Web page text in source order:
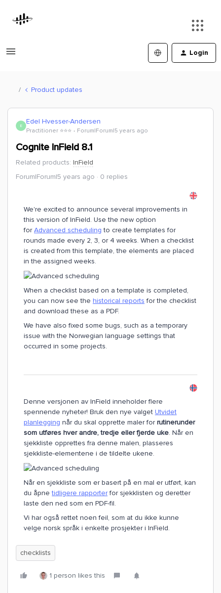
Login
Product updates
E Edel Hvesser-Andersen
Practitioner ⭐️⭐️⭐️ Forum|Forum|5 years ago
Cognite InField 8.1
Related products: InField
Forum|Forum|5 years ago
0 replies
We're excited to announce several improvements in
this version of InField. Use the new option
forAdvanced scheduling to create templates for
rounds made every 2, 3, or 4 weeks. When a checklist
is created from this template, the elements are placed
in the assigned weeks.
When a checklist based on a template is completed,
you can now see the historical reports for the checklist
and download these as a PDF.
We have also fixed some bugs, such as a temporary
issue with the Norwegian language settings that
occurred in some projects.
Denne versjonen av InField inneholder flere
spennende nyheter! Bruk den nye valget Utvidet
planlegging når du skal opprette maler forrutinerunder
som utføres hver andre, tredje eller fjerde uke. Når en
sjekkliste opprettes fra denne malen, plasseres
sjekkliste-elementene i de tildelte ukene.
Når en sjekkliste som er basert på en mal er utført, kan
du åpnetidligere rapporterfor sjekklisten og deretter
laste den ned som en PDF-fil.
Vi har også rettet noen feil, som at du ikke kunne
velge norsk språk i enkelte prosjekter i InField.
checklists
1 person likes this